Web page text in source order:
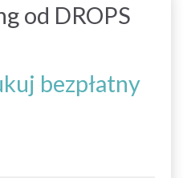
od DROPS
bezpłatny